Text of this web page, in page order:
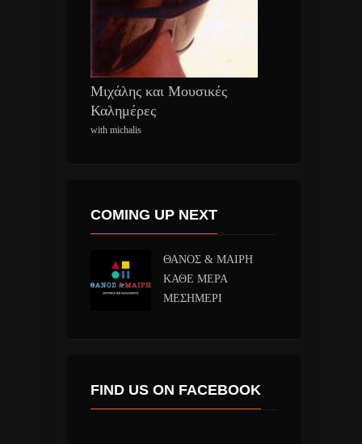
Μιχάλης και Μουσικές
Καλημέρες
with michalis
COMING UP NEXT
ΘΑΝΟΣ & ΜΑΙΡΗ
ΚΑΘΕ ΜΕΡΑ
ΜΕΣΗΜΕΡΙ
FIND US ON FACEBOOK